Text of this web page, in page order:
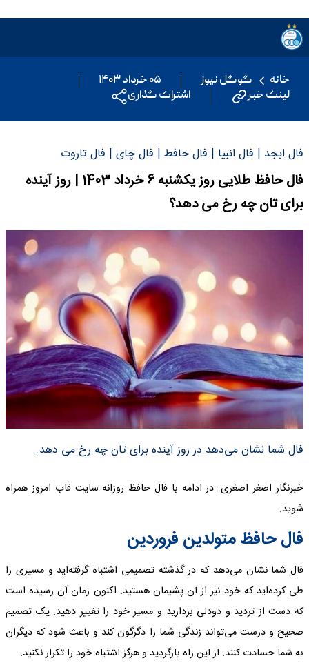
خانه گوگل نیوز
۰۵ خرداد ۱۴۰۳
لینک خبر
اشتراک گذاری
فال ابجد | فال انبیا | فال حافظ | فال چای | فال تاروت
فال حافظ طلایی روز یکشنبه 6 خرداد 1403 | روز آینده
برای تان چه رخ می دهد؟
فال شما نشان می‌دهد در روز آینده برای تان چه رخ می دهد.
خبرنگار اصغر اصغری: در ادامه با فال حافظ روزانه سایت قاب امروز همراه
شوید.
فال حافظ متولدین فروردین
فال شما نشان می‌دهد که در گذشته تصمیمی اشتباه گرفته‌اید و مسیری را
طی کرده‌اید که خود نیز از آن پشیمان هستید. اکنون زمان آن رسیده است
که دست از تردید و دودلی بردارید و مسیر خود را تغییر دهید. یک تصمیم
صحیح و درست می‌تواند زندگی شما را دگرگون کند و باعث شود که دیگران
به شما حسادت کنند. از این راه بازگردید و هرگز اشتباه خود را تکرار نکنید.